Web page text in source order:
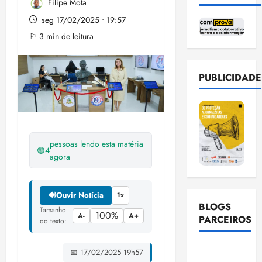
Filipe Mota
seg 17/02/2025 • 19:57
⚐ 3 min de leitura
🟢4
pessoas lendo esta matéria
agora
🔊Ouvir Notícia 1x
Tamanho
do texto:
A- 100% A+
📅 17/02/2025 19h57
PUBLICIDADE
BLOGS
PARCEIROS